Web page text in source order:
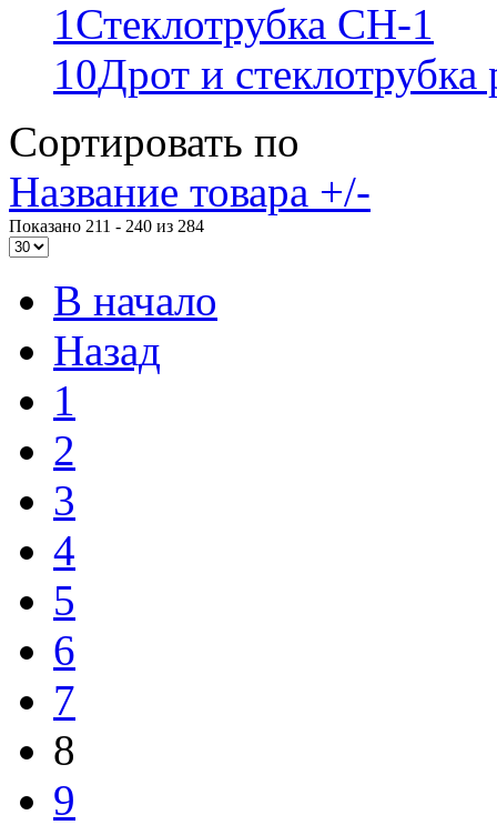
1Стеклотрубка СН-1
10Дрот и
Сортировать по
Название товара +/-
Показано 211 - 240 из 284
В начало
Назад
1
2
3
4
5
6
7
8
9